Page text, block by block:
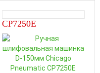
CP7250E